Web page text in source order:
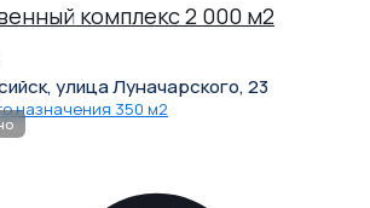
комплекс 2 000 м2
улица Луначарского, 23